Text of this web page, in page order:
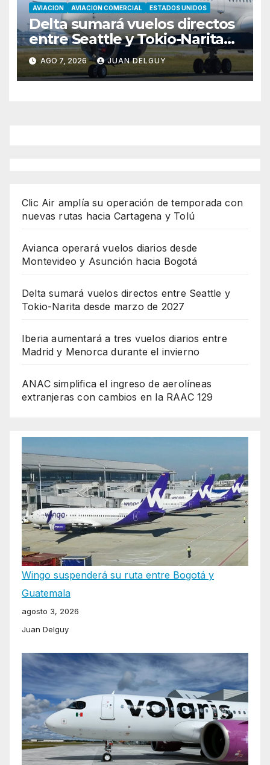
AVIACION AVIACION COMERCIAL ESTADOS UNIDOS
Delta sumará vuelos directos
entre Seattle y Tokio-Narita
desde marzo de 2027
AGO 7, 2026 JUAN DELGUY
Clic Air amplía su operación de temporada con
nuevas rutas hacia Cartagena y Tolú
Avianca operará vuelos diarios desde
Montevideo y Asunción hacia Bogotá
Delta sumará vuelos directos entre Seattle y
Tokio-Narita desde marzo de 2027
Iberia aumentará a tres vuelos diarios entre
Madrid y Menorca durante el invierno
ANAC simplifica el ingreso de aerolíneas
extranjeras con cambios en la RAAC 129
Wingo suspenderá su ruta entre Bogotá y
Guatemala
agosto 3, 2026
Juan Delguy